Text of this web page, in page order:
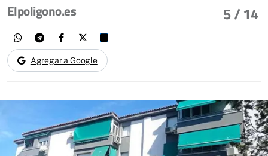
5/ 14
Elpoligono.es
Agregar a Google